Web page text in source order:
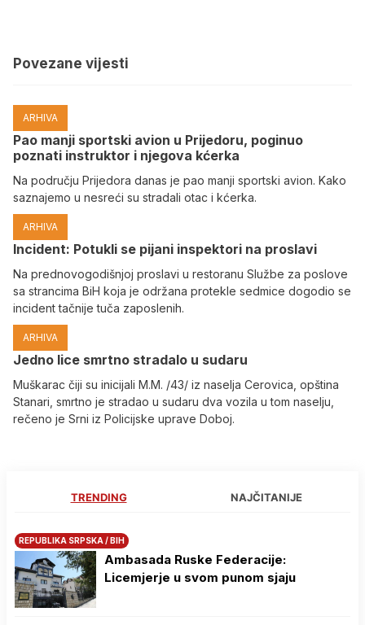
Povezane vijesti
ARHIVA
Pao manji sportski avion u Prijedoru, poginuo
poznati instruktor i njegova kćerka
Na području Prijedora danas je pao manji sportski avion. Kako
saznajemo u nesreći su stradali otac i kćerka.
ARHIVA
Incident: Potukli se pijani inspektori na proslavi
Na prednovogodišnjoj proslavi u restoranu Službe za poslove
sa strancima BiH koja je održana protekle sedmice dogodio se
incident tačnije tuča zaposlenih.
ARHIVA
Јedno lice smrtno stradalo u sudaru
Muškarac čiji su inicijali M.M. /43/ iz naselja Cerovica, opština
Stanari, smrtno je stradao u sudaru dva vozila u tom naselju,
rečeno je Srni iz Policijske uprave Doboj.
TRENDING NAJČITANIJE
REPUBLIKA SRPSKA / BIH
Ambasada Ruske Federacije:
Licemjerje u svom punom sjaju